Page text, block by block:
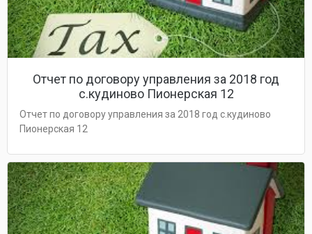
Отчет по договору управления за 2018 год
с.кудиново Пионерская 12
Отчет по договору управления за 2018 год с.кудиново
Пионерская 12